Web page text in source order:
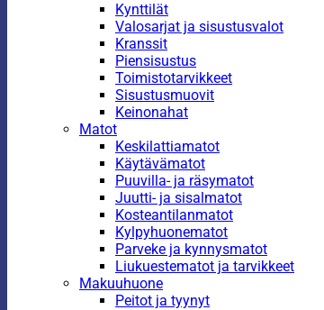
Kynttilät
Valosarjat ja sisustusvalot
Kranssit
Piensisustus
Toimistotarvikkeet
Sisustusmuovit
Keinonahat
Matot
Keskilattiamatot
Käytävämatot
Puuvilla- ja räsymatot
Juutti- ja sisalmatot
Kosteantilanmatot
Kylpyhuonematot
Parveke ja kynnysmatot
Liukuestematot ja tarvikkeet
Makuuhuone
Peitot ja tyynyt